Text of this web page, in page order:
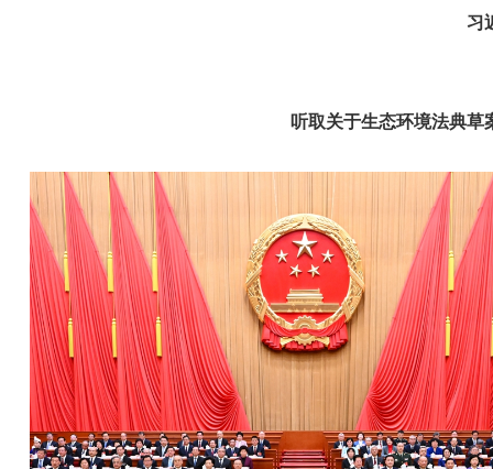
习
听取关于生态环境法典